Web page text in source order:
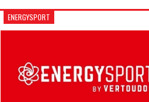
ENERGYSPORT